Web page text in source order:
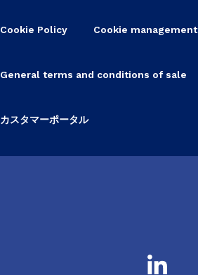
Cookie Policy Cookie management
General terms and conditions of sale
カスタマーポータル